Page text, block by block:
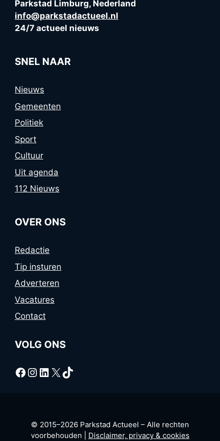
Parkstad Limburg, Nederland
info@parkstadactueel.nl
24/7 actueel nieuws
SNEL NAAR
Nieuws
Gemeenten
Politiek
Sport
Cultuur
Uit agenda
112 Nieuws
OVER ONS
Redactie
Tip insturen
Adverteren
Vacatures
Contact
VOLG ONS
Facebook
Instagram
LinkedIn
X TikTok
© 2015–2026 Parkstad Actueel – Alle rechten
voorbehouden | Disclaimer, privacy & cookies